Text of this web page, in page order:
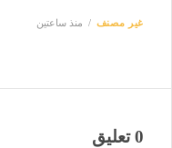
غير مصنف منذ ساعتين
0 تعليق